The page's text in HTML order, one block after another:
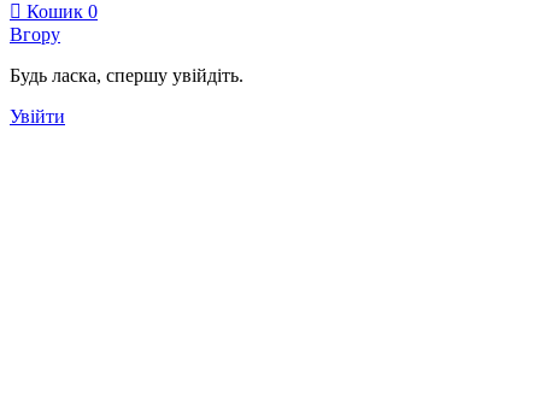
Кошик 0
Вгору
Будь ласка, спершу увійдіть.
Увійти